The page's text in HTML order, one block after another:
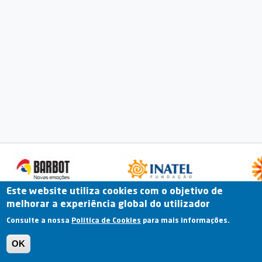
Previous
Fale Connosco Portal Online Arquivo
Termos e Condições | Política de Privacidade |
Este website utiliza cookies com o objetivo de
melhorar a experiência global do utilizador
Consulte a nossa Política de Cookies para mais informações.
OK